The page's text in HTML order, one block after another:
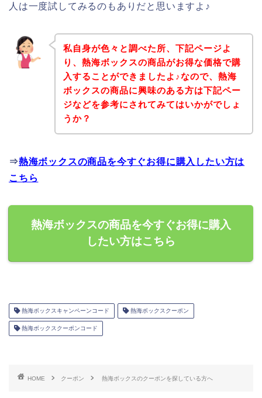
人は一度試してみるのもありだと思いますよ♪
私自身が色々と調べた所、下記ページよ
り、熱海ボックスの商品がお得な価格で購
入することができましたよ♪なので、熱海
ボックスの商品に興味のある方は下記ペー
ジなどを参考にされてみてはいかがでしょ
うか？
⇒熱海ボックスの商品を今すぐお得に購入したい方は
こちら
熱海ボックスの商品を今すぐお得に購入
したい方はこちら
熱海ボックスキャンペーンコード 熱海ボックスクーポン
熱海ボックスクーポンコード
HOME クーポン 熱海ボックスのクーポンを探している方へ